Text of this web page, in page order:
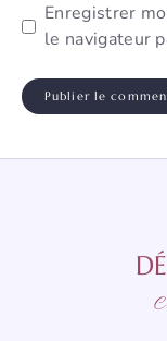
Enregistrer
le navigateur